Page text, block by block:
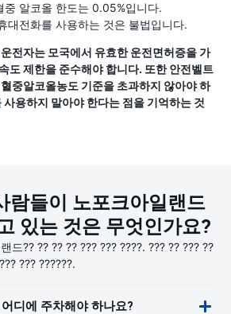
중 알코올 한도는 0.05%입니다.
대전화를 사용하는 것은 불법입니다.
전자는 모국에서 유효한 운전면허증을 가
도 제한을 준수해야 합니다. 또한 안전벨트
중알코올농도 기준을 초과하지 않아야 하
용하지 말아야 한다는 점을 기억하는 것
람들이 노포크아일랜드
있는 것은 무엇인가요?
드?? ?? ?? ?? ??? ??? ????. ??? ?? ??? ??
??? ??????.
디에 주차해야 하나요?